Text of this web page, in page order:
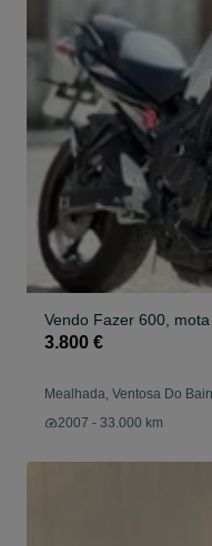
Vendo Fazer 600,
3.800 €
Mealhada, Ventosa Do
2007 - 33.000 km